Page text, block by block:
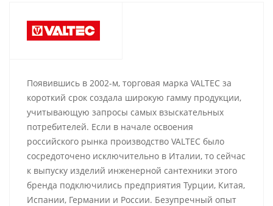
Появившись в 2002-м, торговая марка VALTEC за
короткий срок создала широкую гамму продукции,
учитывающую запросы самых взыскательных
потребителей. Если в начале освоения
российского рынка производство VALTEC было
сосредоточено исключительно в Италии, то сейчас
к выпуску изделий инженерной сантехники этого
бренда подключились предприятия Турции, Китая,
Испании, Германии и России. Безупречный опыт